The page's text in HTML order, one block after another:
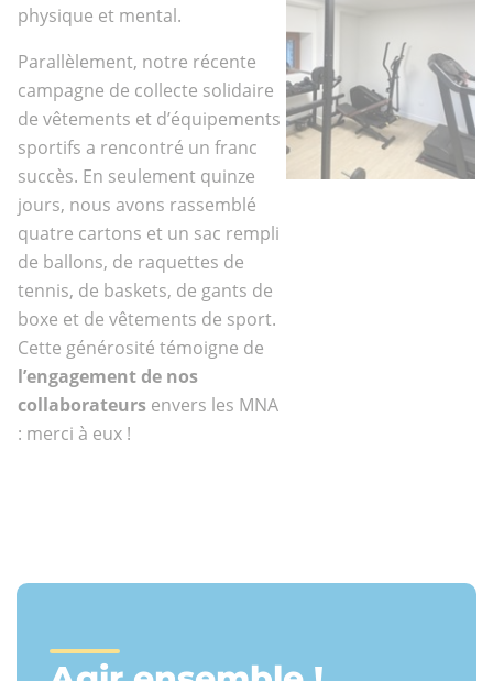
physique et mental.
Parallèlement, notre récente
campagne de collecte solidaire
de vêtements et d’équipements
sportifs a rencontré un franc
succès. En seulement quinze
jours, nous avons rassemblé
quatre cartons et un sac rempli
de ballons, de raquettes de
tennis, de baskets, de gants de
boxe et de vêtements de sport.
Cette générosité témoigne de
l’engagement de nos
collaborateurs envers les MNA
: merci à eux !